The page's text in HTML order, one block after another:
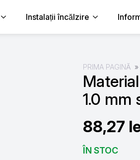
Instalații încălzire
PRIMA PAGINĂ
1.0 mm
88,27
ÎN STOC